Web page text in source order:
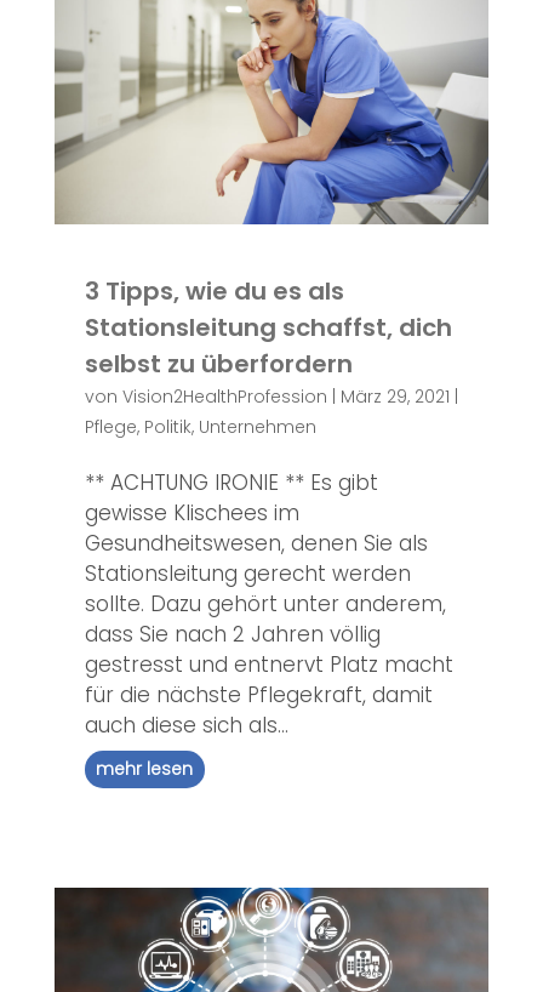
3 Tipps, wie du es als
Stationsleitung schaffst, dich
selbst zu überfordern
von Vision2HealthProfession März 29, 2021
Pflege, Politik, Unternehmen
** ACHTUNG IRONIE ** Es gibt
gewisse Klischees im
Gesundheitswesen, denen Sie als
Stationsleitung gerecht werden
sollte. Dazu gehört unter anderem,
dass Sie nach 2 Jahren völlig
gestresst und entnervt Platz macht
für die nächste Pflegekraft, damit
auch diese sich als...
mehr lesen